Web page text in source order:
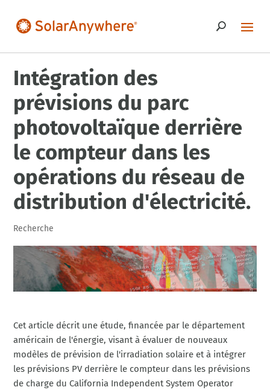
Intégration des
prévisions du parc
photovoltaïque derrière
le compteur dans les
opérations du réseau de
distribution d'électricité.
Recherche
Cet article décrit une étude, financée par le département
américain de l'énergie, visant à évaluer de nouveaux
modèles de prévision de l'irradiation solaire et à intégrer
les prévisions PV derrière le compteur dans les prévisions
de charge du California Independent System Operator